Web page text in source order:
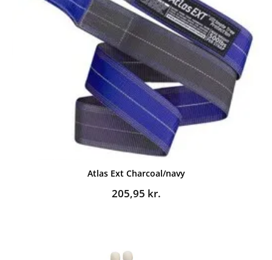
Atlas Ext Charcoal/navy
205,95 kr.